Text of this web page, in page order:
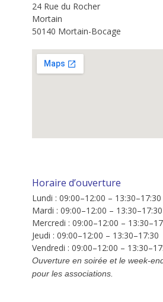
24 Rue du Rocher
Mortain
50140 Mortain-Bocage
Horaire d’ouverture
Lundi : 09:00–12:00 – 13:30–17:30
Mardi : 09:00–12:00 – 13:30–17:30
Mercredi : 09:00–12:00 –
Jeudi : 09:00–12:00 – 13:30–17:30
Vendredi : 09:00–12:00 –
Ouverture en soirée et le week-
pour les associations.